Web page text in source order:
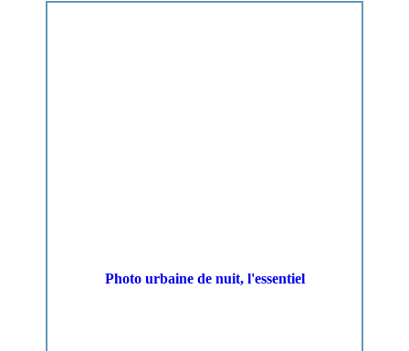
Photo urbaine de nuit, l'essentiel